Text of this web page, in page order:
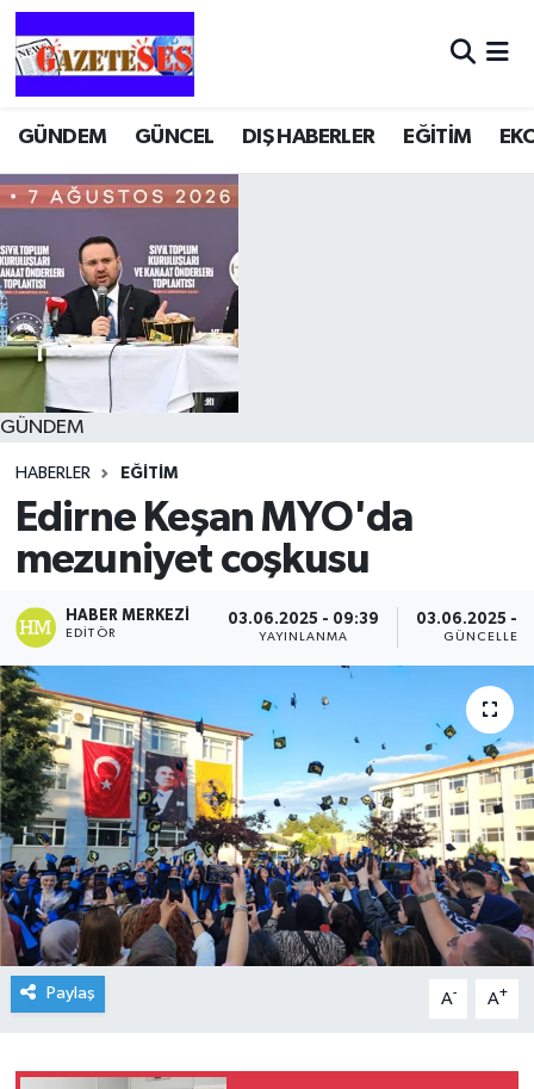
GÜNDEM GÜNCEL DIŞ HABERLER EĞİTİM
GÜNDEM
HABERLER EĞİTİM
Edirne Keşan MYO'da
mezuniyet coşkusu
HABER MERKEZI
EDITÖR
03.06.2025 - 09:39
YAYINLANMA
03.06.2025 -
Paylaş A- A+